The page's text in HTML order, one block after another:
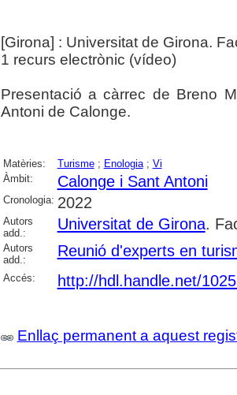
[Girona] : Universitat de Girona.
1 recurs electrònic (vídeo)
Presentació a càrrec de Breno
Antoni de Calonge.
Matèries: Turisme; Enologia; Vi
Àmbit:
Calonge i Sant Antoni
Cronologia: 2022
Autors
add.:
Universitat de Girona.
Autors
add.:
Reunió d'experts en
Accés: http://hdl.handle.net/
Enllaç permanent a aquest